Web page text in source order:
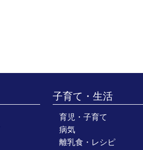
子育て・生活
育児・子育て
病気
離乳食・レシピ